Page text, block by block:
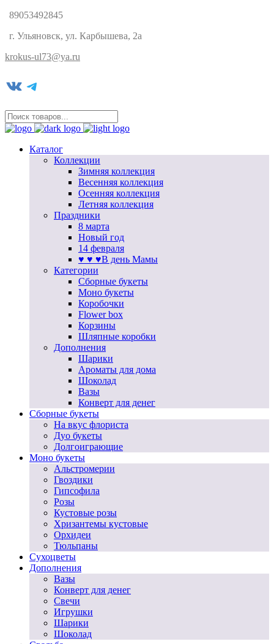
89053492845
г. Ульяновск, ул. Карбышева, 2а
krokus-ul73@ya.ru
VK Telegram
Каталог
Коллекции
Зимняя коллекция
Весенняя коллекция
Осенняя коллекция
Летняя коллекция
Праздники
8 марта
Новый год
14 февраля
♥ ♥ ♥В день Мамы
Категории
Сборные букеты
Моно букеты
Коробочки
Flower box
Корзины
Шляпные коробки
Дополнения
Шарики
Ароматы для дома
Шоколад
Вазы
Конверт для денег
Сборные букеты
На вкус флориста
Дуо букеты
Долгоиграющие
Моно букеты
Альстромерии
Гвоздики
Гипсофила
Розы
Кустовые розы
Хризантемы кустовые
Орхидеи
Тюльпаны
Сухоцветы
Дополнения
Вазы
Конверт для денег
Свечи
Игрушки
Шарики
Шоколад